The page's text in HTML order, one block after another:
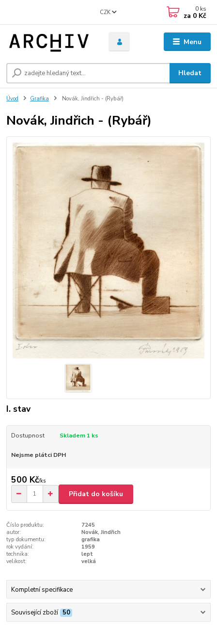
Menu
CZK
Hledat
0 ks
za 0 Kč
Úvod Grafika Novák, Jindřich - (Rybář)
Novák, Jindřich - (Rybář)
I. stav
Dostupnost Skladem 1 ks
Nejsme plátci DPH
500 Kč/ks
Přidat do košíku
Číslo produktu:
7245
autor:
Novák, Jindřich
typ dokumentu:
grafika
rok vydání:
1959
technika:
lept
velikost:
velká
Kompletní specifikace
Související zboží 50